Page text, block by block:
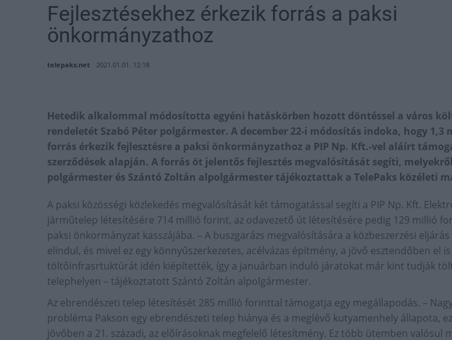
Fejlesztésekhez érkezik forrás a paksi
önkormányzathoz
telepaks.net 2021.01.01. 12:18
Hetedik alkalommal módosította egyéni hatáskörben hozott döntéssel a város
rendeletét Szabó Péter polgármester. A december 22-i módosítás indoka, hogy
forrás érkezik fejlesztésre a paksi önkormányzathoz a PIP Np. Kft.-vel aláírt
szerződések alapján. A forrás öt jelentős fejlesztés megvalósítását segíti,
polgármester és Szántó Zoltán alpolgármester tájékoztattak a TelePaks közéleti
A paksi közösségi közlekedés megvalósítását két támogatással segíti a PIP Np. Kft.
járműtelep létesítésére 714 millió forint, az odavezető út létesítésére pedig 129 millió
paksi önkormányzat kasszájába. – A buszgarázs megvalósítására a közbeszerzési
elindul, és mivel ez egy könnyűszerkezetes, acélvázas építmény, a jövő esztendőben el is
töltőinfrasrtuktúrát idén kiépítették, így a januárban induló járatokat már kint tudják
telephelyen – tájékoztatott Szántó Zoltán alpolgármester.
Az ebrendészeti telep létesítését 285 millió forinttal támogatja egy megállapodás. –
probléma Pakson egy ebrendészeti telep hiánya és a meglévő kutyamenhely állapota,
jövőben a 21. századi, az előírásoknak megfelelő létesítmény. Ez több ütemben valósul